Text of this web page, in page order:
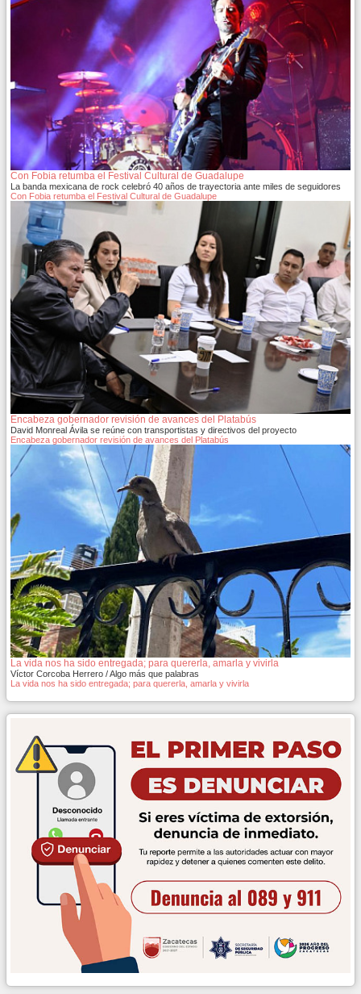
Con Fobia retumba el Festival Cultural de Guadalupe
La banda mexicana de rock celebró 40 años de trayectoria ante miles de seguidores
Con Fobia retumba el Festival Cultural de Guadalupe
Encabeza gobernador revisión de avances del Platabús
David Monreal Ávila se reúne con transportistas y directivos del proyecto
Encabeza gobernador revisión de avances del Platabús
La vida nos ha sido entregada; para quererla, amarla y vivirla
Víctor Corcoba Herrero / Algo más que palabras
La vida nos ha sido entregada; para quererla, amarla y vivirla